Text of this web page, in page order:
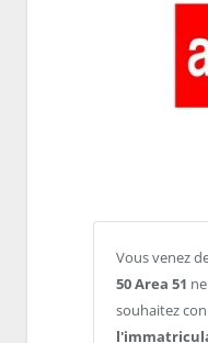
Vous venez
50 Area 51
souhaitez